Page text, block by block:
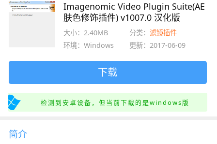
Imagenomic Video Plugin Suite(AE
肤色修饰插件) v1007.0 汉化版
大小：2.40MB 分类：滤镜插件
环境：Windows
更新：2017-06-09
下载
检测到安卓设备，但当前下载的是windows版
简介